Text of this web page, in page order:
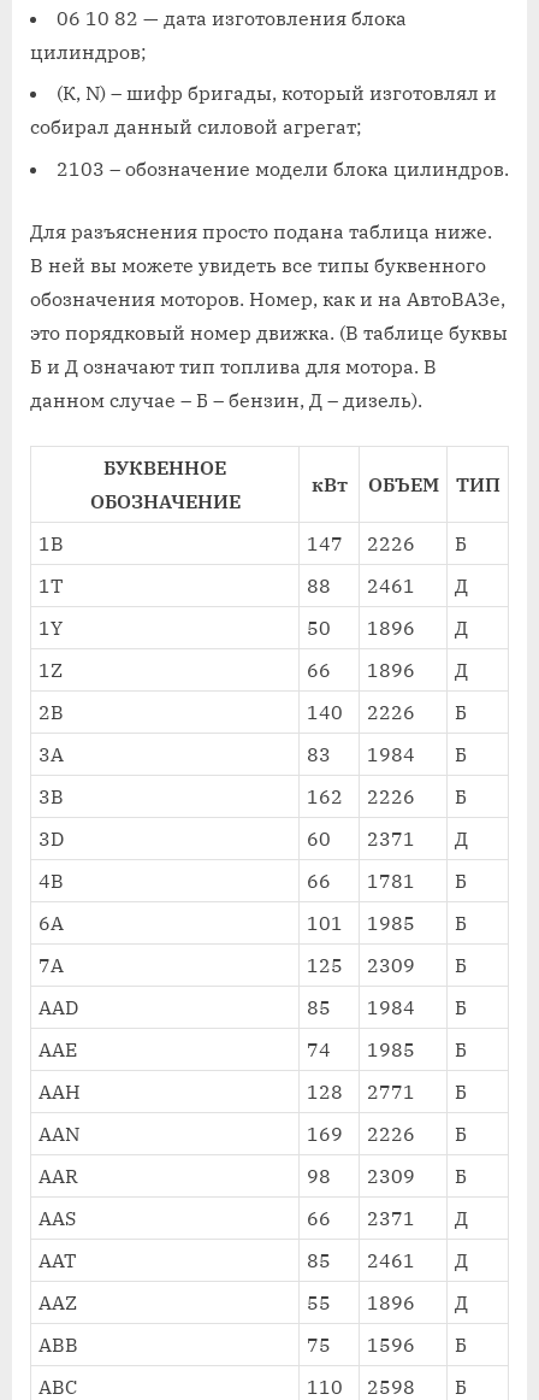
06 10 82 — дата изготовления блока
цилиндров;
(К, N) – шифр бригады, который изготовлял и
собирал данный силовой агрегат;
2103 – обозначение модели блока цилиндров.
Для разъяснения просто подана таблица ниже.
В ней вы можете увидеть все типы буквенного
обозначения моторов. Номер, как и на АвтоВАЗе,
это порядковый номер движка. (В таблице буквы
Б и Д означают тип топлива для мотора. В
данном случае – Б – бензин, Д – дизель).
БУКВЕННОЕ
ОБОЗНАЧЕНИЕ
кВт ОБЪЕМ ТИП
1B 147 2226
Б
1T
88 2461
Д
1Y
50 1896
Д
1Z
66 1896
Д
2B
140 2226
Б
3A
83 1984
Б
3B
162 2226
Б
3D
60 2371
Д
4B
66 1781
Б
6A
101 1985
Б
7A
125 2309
Б
AAD
85 1984
Б
AAE
74 1985
Б
AAH
128 2771
Б
AAN
169 2226
Б
AAR
98 2309
Б
AAS
66 2371
Д
AAT
85 2461
Д
AAZ
55 1896
Д
ABB
75 1596
Б
ABC
110 2598
Б